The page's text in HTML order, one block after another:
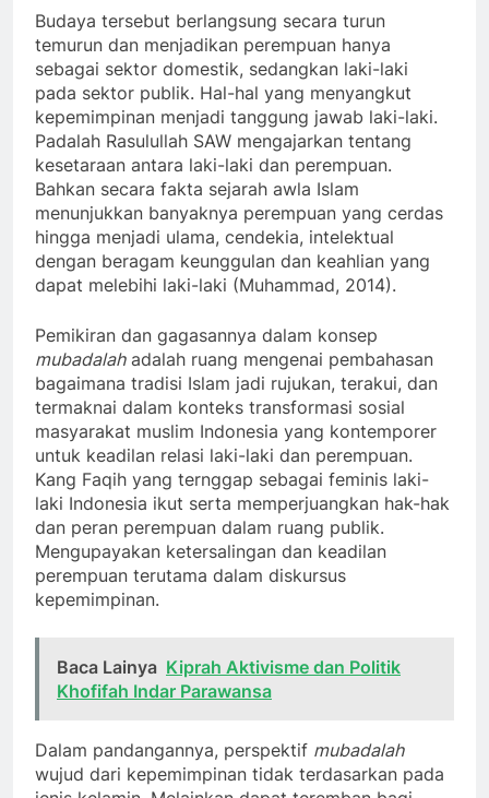
Budaya tersebut berlangsung secara turun
temurun dan menjadikan perempuan hanya
sebagai sektor domestik, sedangkan laki-laki
pada sektor publik. Hal-hal yang menyangkut
kepemimpinan menjadi tanggung jawab laki-laki.
Padalah Rasulullah SAW mengajarkan tentang
kesetaraan antara laki-laki dan perempuan.
Bahkan secara fakta sejarah awla Islam
menunjukkan banyaknya perempuan yang cerdas
hingga menjadi ulama, cendekia, intelektual
dengan beragam keunggulan dan keahlian yang
dapat melebihi laki-laki (Muhammad, 2014).
Pemikiran dan gagasannya dalam konsep
mubadalahadalah ruang mengenai pembahasan
bagaimana tradisi Islam jadi rujukan, terakui, dan
termaknai dalam konteks transformasi sosial
masyarakat muslim Indonesia yang kontemporer
untuk keadilan relasi laki-laki dan perempuan.
Kang Faqih yang ternggap sebagai feminis laki-
laki Indonesia ikut serta memperjuangkan hak-hak
dan peran perempuan dalam ruang publik.
Mengupayakan ketersalingan dan keadilan
perempuan terutama dalam diskursus
kepemimpinan.
Baca Lainya Kiprah Aktivisme dan Politik
Khofifah Indar Parawansa
Dalam pandangannya, perspektif mubadalah
wujud dari kepemimpinan tidak terdasarkan pada